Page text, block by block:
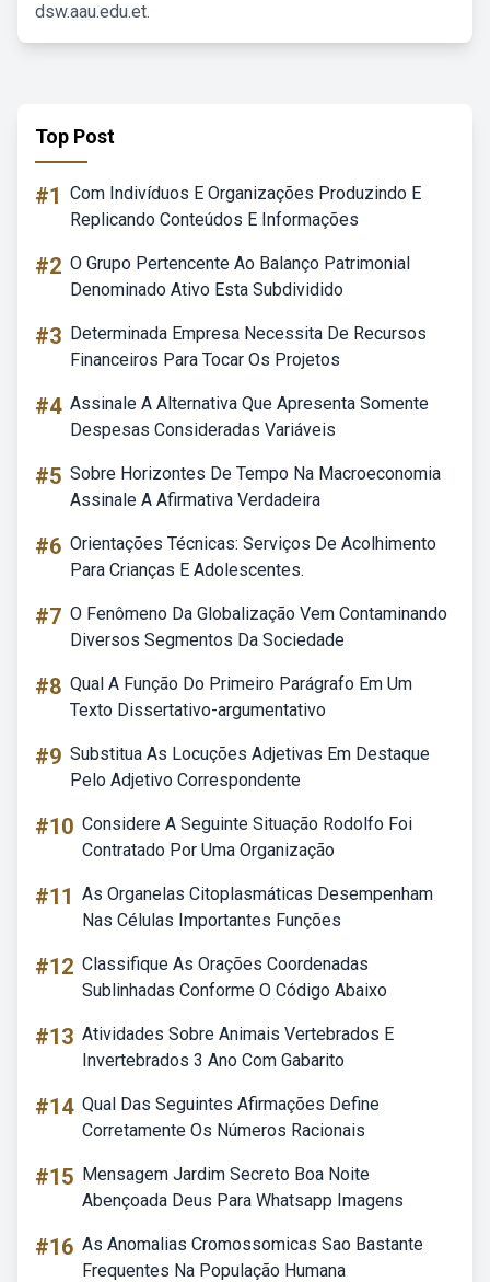
dsw.aau.edu.et.
Top Post
#1 Com Indivíduos E Organizações Produzindo E
Replicando Conteúdos E Informações
#2 O Grupo Pertencente Ao Balanço Patrimonial
Denominado Ativo Esta Subdividido
#3 Determinada Empresa Necessita De Recursos
Financeiros Para Tocar Os Projetos
#4 Assinale A Alternativa Que Apresenta Somente
Despesas Consideradas Variáveis
#5 Sobre Horizontes De Tempo Na Macroeconomia
Assinale A Afirmativa Verdadeira
#6 Orientações Técnicas: Serviços De Acolhimento
Para Crianças E Adolescentes.
#7 O Fenômeno Da Globalização Vem Contaminando
Diversos Segmentos Da Sociedade
#8 Qual A Função Do Primeiro Parágrafo Em Um
Texto Dissertativo-argumentativo
#9 Substitua As Locuções Adjetivas Em Destaque
Pelo Adjetivo Correspondente
#10 Considere A Seguinte Situação Rodolfo Foi
Contratado Por Uma Organização
#11 As Organelas Citoplasmáticas Desempenham
Nas Células Importantes Funções
#12 Classifique As Orações Coordenadas
Sublinhadas Conforme O Código Abaixo
#13 Atividades Sobre Animais Vertebrados E
Invertebrados 3 Ano Com Gabarito
#14 Qual Das Seguintes Afirmações Define
Corretamente Os Números Racionais
#15 Mensagem Jardim Secreto Boa Noite
Abençoada Deus Para Whatsapp Imagens
#16 As Anomalias Cromossomicas Sao Bastante
Frequentes Na População Humana